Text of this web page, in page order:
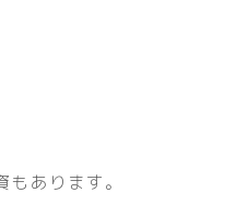
あります。